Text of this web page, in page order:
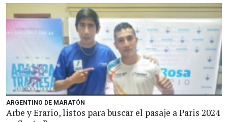
ARGENTINO DE MARATÓN
Arbe y Erario, listos para buscar el pasaje a Paris 2024